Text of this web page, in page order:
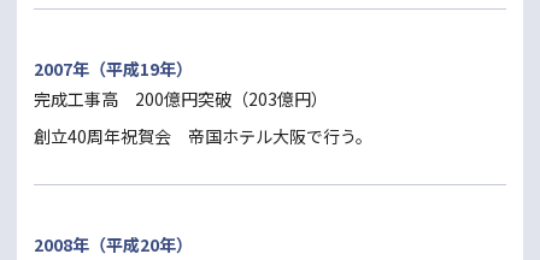
2007年（平成19年）
完成工事高 200億円突破（203億円）
創立40周年祝賀会 帝国ホテル大阪で行う。
2008年（平成20年）